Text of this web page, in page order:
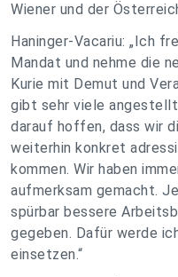
Wiener und der
Haninger-Vacariu: „Ich
Mandat und nehme die
Kurie mit Demut und
gibt sehr viele
darauf hoffen, dass wir
weiterhin konkret
kommen. Wir haben
aufmerksam gemacht.
spürbar bessere
gegeben. Dafür werde
einsetzen.“